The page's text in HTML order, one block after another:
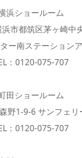
浜ショールーム
市都筑区茅ヶ崎中
ー南ステーション
：0120-075-707
田ショールーム
野1-9-6 サンフェリ
：0120-075-707